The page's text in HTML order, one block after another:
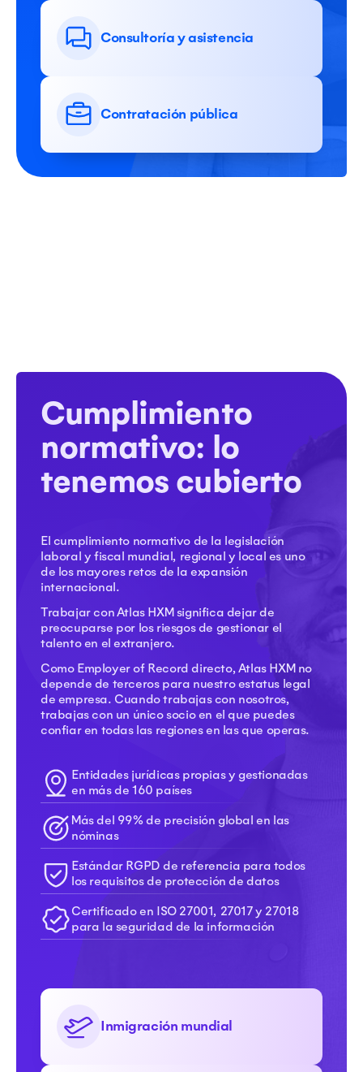
Consultoría y asistencia
Contratación pública
Cumplimiento
normativo: lo
tenemos cubierto
El cumplimiento normativo de la legislación
laboral y fiscal mundial, regional y local es uno
de los mayores retos de la expansión
internacional.
Trabajar con Atlas HXM significa dejar de
preocuparse por los riesgos de gestionar el
talento en el extranjero.
Como Employer of Record directo, Atlas HXM no
depende de terceros para nuestro estatus legal
de empresa. Cuando trabajas con nosotros,
trabajas con un único socio en el que puedes
confiar en todas las regiones en las que operas.
Entidades jurídicas propias y gestionadas
en más de 160 países
Más del 99% de precisión global en las
nóminas
Estándar RGPD de referencia para todos
los requisitos de protección de datos
Certificado en ISO 27001, 27017 y 27018
para la seguridad de la información
Inmigración mundial